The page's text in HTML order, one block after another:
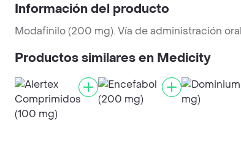
Información del producto
Modafinilo (200 mg). Vía de administración
Productos similares en Medicity